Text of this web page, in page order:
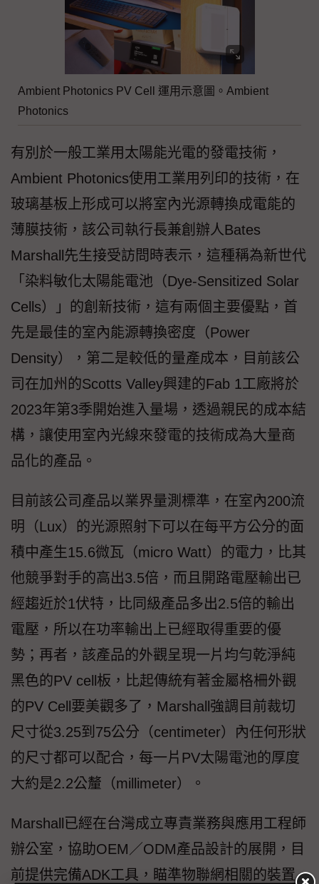
Ambient Photonics PV Cell 運用示意圖。Ambient
Photonics
有別於一般工業用太陽能光電的發電技術，
Ambient Photonics使用工業用列印的技術，在
玻璃基板上形成可以將室內光源轉換成電能的
薄膜技術，該公司執行長兼創辦人Bates
Marshall先生接受訪問時表示，這種稱為新世代
「染料敏化太陽能電池（Dye-Sensitized Solar
Cells）」的創新技術，這有兩個主要優點，首
先是最佳的室內能源轉換密度（Power
Density），第二是較低的量產成本，目前該公
司在加州的Scotts Valley興建的Fab 1工廠將於
2023年第3季開始進入量場，透過親民的成本結
構，讓使用室內光線來發電的技術成為大量商
品化的產品。
目前該公司產品以業界量測標準，在室內200流
明（Lux）的光源照射下可以在每平方公分的面
積中產生15.6微瓦（micro Watt）的電力，比其
他競爭對手的高出3.5倍，而且開路電壓輸出已
經趨近於1伏特，比同級產品多出2.5倍的輸出
電壓，所以在功率輸出上已經取得重要的優
勢；再者，該產品的外觀呈現一片均勻乾淨純
黑色的PV cell板，比起傳統有著金屬格柵外觀
的PV Cell要美觀多了，Marshall強調目前裁切
尺寸從3.25到75公分（centimeter）內任何形狀
的尺寸都可以配合，每一片PV太陽電池的厚度
大約是2.2公釐（millimeter）。
Marshall已經在台灣成立專責業務與應用工程師
辦公室，協助OEM／ODM產品設計的展開，目
前提供完備ADK工具，瞄準物聯網相關的裝置